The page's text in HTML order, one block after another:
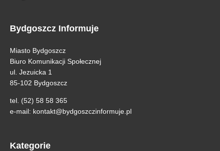
Bydgoszcz Informuje
Miasto Bydgoszcz
Biuro Komunikacji Społecznej
ul. Jezuicka 1
85-102 Bydgoszcz
tel. (52) 58 58 365
e-mail: kontakt@bydgoszczinformuje.pl
Kategorie